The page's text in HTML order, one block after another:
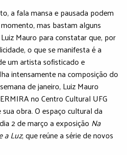
a fala mansa e pausada podem
mas bastam alguns
Mauro para constatar que, por
o que se manifesta é a
um artista sofisticado e
intensamente na composição do
de janeiro, Luiz Mauro
no Centro Cultural UFG
obra. O espaço cultural da
2 de março a exposição Na
a Luz, que reúne a série de novos